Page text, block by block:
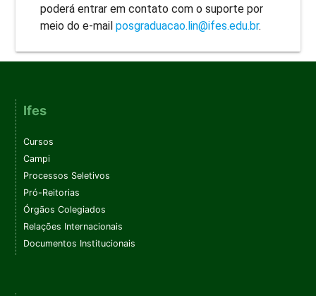
poderá entrar em contato com o suporte por
meio do e-mail posgraduacao.lin@ifes.edu.br.
Ifes
Cursos
Campi
Processos Seletivos
Pró-Reitorias
Órgãos Colegiados
Relações Internacionais
Documentos Institucionais